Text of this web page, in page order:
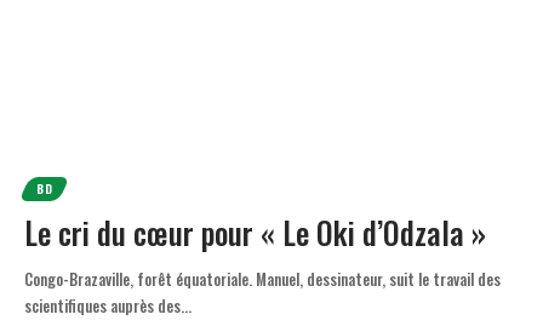
BD
Le cri du cœur pour « Le Oki d’Odzala »
Congo-Brazaville, forêt équatoriale. Manuel, dessinateur, suit le travail des
scientifiques auprès des…